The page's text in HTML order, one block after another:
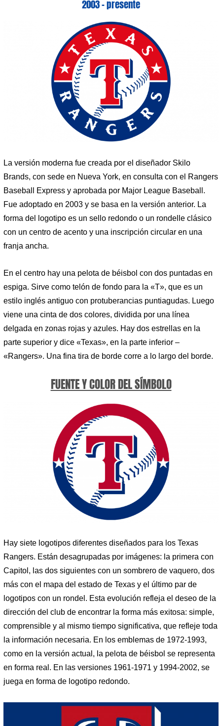
2003 – presente
La versión moderna fue creada por el diseñador Skilo
Brands, con sede en Nueva York, en consulta con el Rangers
Baseball Express y aprobada por Major League Baseball.
Fue adoptado en 2003 y se basa en la versión anterior. La
forma del logotipo es un sello redondo o un rondelle clásico
con un centro de acento y una inscripción circular en una
franja ancha.
En el centro hay una pelota de béisbol con dos puntadas en
espiga. Sirve como telón de fondo para la «T», que es un
estilo inglés antiguo con protuberancias puntiagudas. Luego
viene una cinta de dos colores, dividida por una línea
delgada en zonas rojas y azules. Hay dos estrellas en la
parte superior y dice «Texas», en la parte inferior –
«Rangers». Una fina tira de borde corre a lo largo del borde.
FUENTE Y COLOR DEL SÍMBOLO
Hay siete logotipos diferentes diseñados para los Texas
Rangers. Están desagrupadas por imágenes: la primera con
Capitol, las dos siguientes con un sombrero de vaquero, dos
más con el mapa del estado de Texas y el último par de
logotipos con un rondel. Esta evolución refleja el deseo de la
dirección del club de encontrar la forma más exitosa: simple,
comprensible y al mismo tiempo significativa, que refleje toda
la información necesaria. En los emblemas de 1972-1993,
como en la versión actual, la pelota de béisbol se representa
en forma real. En las versiones 1961-1971 y 1994-2002, se
juega en forma de logotipo redondo.